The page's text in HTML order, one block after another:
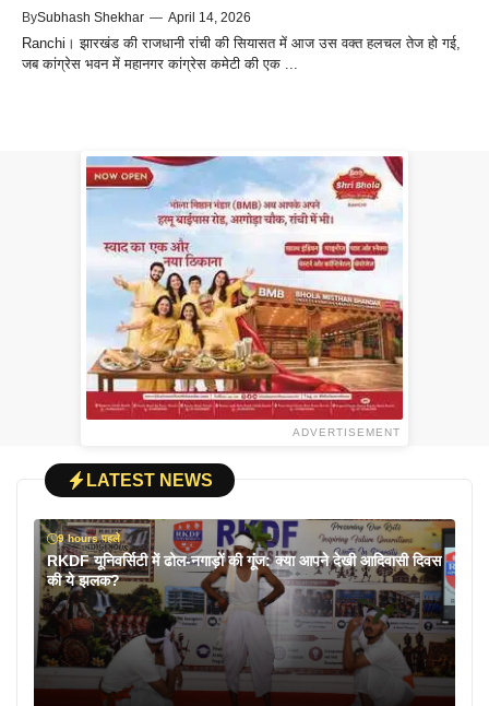
BySubhash Shekhar — April 14, 2026
Ranchi। झारखंड की राजधानी रांची की सियासत में आज उस वक्त हलचल तेज हो गई,
जब कांग्रेस भवन में महानगर कांग्रेस कमेटी की एक ...
ADVERTISEMENT
LATEST NEWS
9 hours पहले
RKDF यूनिवर्सिटी में ढोल-नगाड़ों की गूंज: क्या आपने देखी आदिवासी दिवस
की ये झलक?